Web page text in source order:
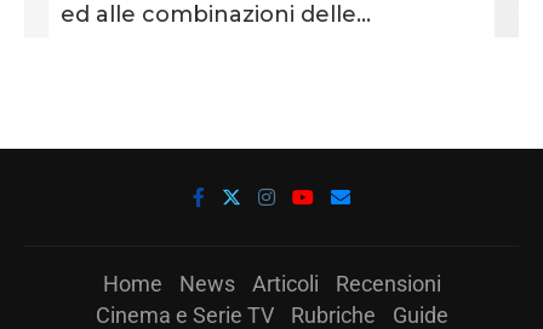
ed alle combinazioni delle...
Home News Articoli
Recensioni
Cinema e Serie TV
Rubriche Guide